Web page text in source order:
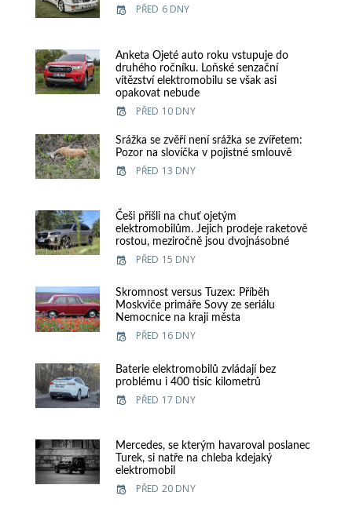
PŘED 6 DNY
Anketa Ojeté auto roku vstupuje do
druhého ročníku. Loňské senzační
vítězství elektromobilu se však asi
opakovat nebude
PŘED 10 DNY
Srážka se zvěří není srážka se zvířetem:
Pozor na slovíčka v pojistné smlouvě
PŘED 13 DNY
Češi přišli na chuť ojetým
elektromobilům. Jejich prodeje raketově
rostou, meziročně jsou dvojnásobné
PŘED 15 DNY
Skromnost versus Tuzex: Příběh
Moskviče primáře Sovy ze seriálu
Nemocnice na kraji města
PŘED 16 DNY
Baterie elektromobilů zvládají bez
problému i 400 tisíc kilometrů
PŘED 17 DNY
Mercedes, se kterým havaroval poslanec
Turek, si natře na chleba kdejaký
elektromobil
PŘED 20 DNY